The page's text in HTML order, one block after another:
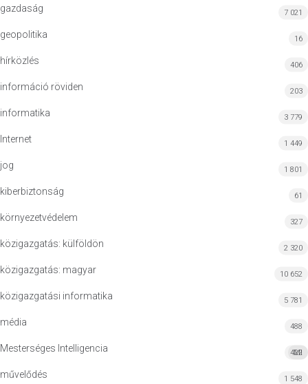
gazdaság 7 021
geopolitika 16
hírközlés 406
információ röviden 203
informatika 3 779
Internet 1 449
jog 1 801
kiberbiztonság 61
környezetvédelem 327
közigazgatás: külföldön 2 320
közigazgatás: magyar 10 652
közigazgatási informatika 5 781
média 488
Mesterséges Intelligencia MI
422
művelődés 1 548